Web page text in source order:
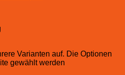
Varianten auf. Die Optionen
gewählt werden